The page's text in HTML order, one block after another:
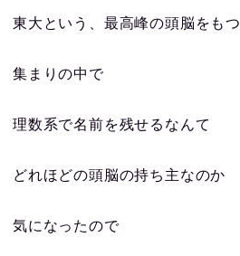
東大という、最高峰の頭脳をもつ
集まりの中で
理数系で名前を残せるなんて
どれほどの頭脳の持ち主なのか
気になったので